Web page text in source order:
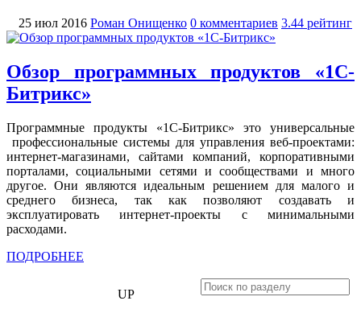
25 июл 2016 Роман Онищенко 0 комментариев 3.44 рейтинг
Обзор программных продуктов «1С-
Битрикс»
Программные продукты «1С-Битрикс» это универсальные
профессиональные системы для управления веб-проектами:
интернет-магазинами, сайтами компаний, корпоративными
порталами, социальными сетями и сообществами и много
другое. Они являются идеальным решением для малого и
среднего бизнеса, так как позволяют создавать и
эксплуатировать интернет-проекты с минимальными
расходами.
ПОДРОБНЕЕ
UP